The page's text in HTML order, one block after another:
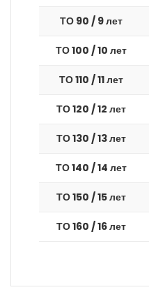
ТО 90 / 9 лет
ТО 100 / 10 лет
ТО 110 / 11 лет
ТО 120 / 12 лет
ТО 130 / 13 лет
ТО 140 / 14 лет
ТО 150 / 15 лет
ТО 160 / 16 лет